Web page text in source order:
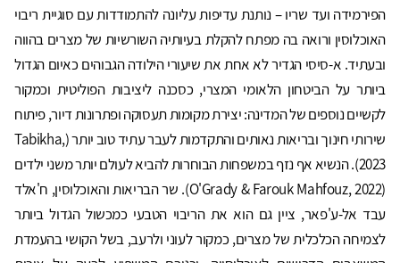
הפירמידה ועד שריו – נותנת עדיפות עליונה להתמודדות עם סוגיית ריבוי
האוכלוסין ורואה בה מפתח להקלת בעיותיה השורשיות של מצרים בהווה
ובעתיד. א-סיסי הגדיר לא אחת את שיעורי הילודה הגבוהים כאיום הגדול
ביותר על הביטחון הלאומי המצרי, כסכנה ליציבות הפוליטית וכמקור
לקשיים נוספים של המדינה: יצירת מקומות תעסוקה ופתרונות דיור, פיתוח
שירותי חינוך ובריאות נאותים והתקדמות לעבר עתיד טוב יותר (Tabikha,
2023). הנשיא אף נזף במשפחות הבוחרות להביא לעולם יותר משני ילדים
(O'Grady & Farouk Mahfouz, 2022). שר הבריאות והאוכלוסין, ח'אלד
עבד אל-ע'פאר, ציין גם הוא את הריבוי הטבעי כמכשול הגדול ביותר
לצמיחה הכלכלית של מצרים, כמקור לעוני ולרעב, בשל הקושי בהעמדת